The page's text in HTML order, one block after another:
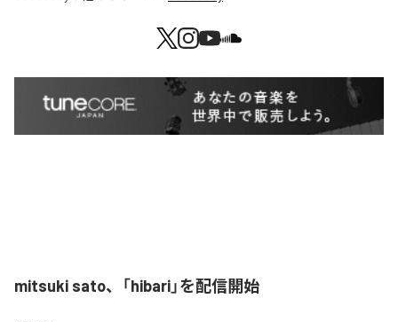
mitsuki sato、「hibari」を配信開始